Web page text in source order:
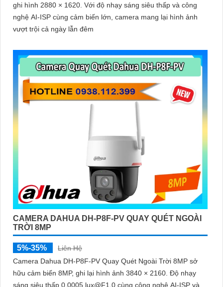
ghi hình 2880 × 1620. Với độ nhạy sáng siêu thấp và công
nghệ AI-ISP cùng cảm biến lớn, camera mang lại hình ảnh
vượt trội cả ngày lẫn đêm
CAMERA DAHUA DH-P8F-PV QUAY QUÉT NGOÀI
TRỜI 8MP
5%-35%
Liên Hệ
Camera Dahua DH-P8F-PV Quay Quét Ngoài Trời 8MP sở
hữu cảm biến 8MP, ghi lại hình ảnh 3840 × 2160. Độ nhạy
sáng siêu thấp 0.0005 lux@F1.0 cùng công nghệ AI-ISP và